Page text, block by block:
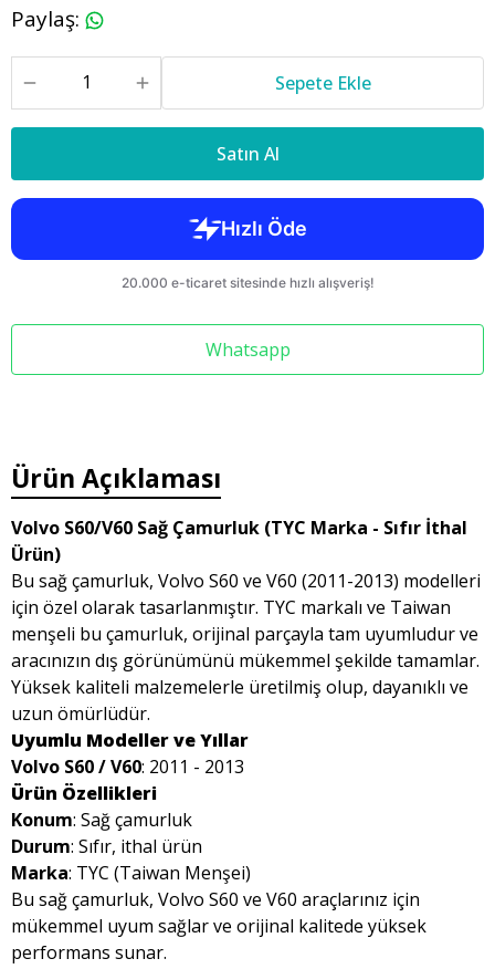
Paylaş:
Sepete Ekle
Satın Al
Whatsapp
Ürün Açıklaması
Volvo S60/V60 Sağ Çamurluk (TYC Marka - Sıfır İthal
Ürün)
Bu sağ çamurluk, Volvo S60 ve V60 (2011-2013) modelleri
için özel olarak tasarlanmıştır. TYC markalı ve Taiwan
menşeli bu çamurluk, orijinal parçayla tam uyumludur ve
aracınızın dış görünümünü mükemmel şekilde tamamlar.
Yüksek kaliteli malzemelerle üretilmiş olup, dayanıklı ve
uzun ömürlüdür.
Uyumlu Modeller ve Yıllar
Volvo S60 / V60: 2011 - 2013
Ürün Özellikleri
Konum: Sağ çamurluk
Durum: Sıfır, ithal ürün
Marka: TYC (Taiwan Menşei)
Bu sağ çamurluk, Volvo S60 ve V60 araçlarınız için
mükemmel uyum sağlar ve orijinal kalitede yüksek
performans sunar.